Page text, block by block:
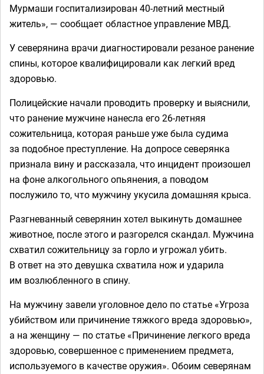
Мурмаши госпитализирован 40-летний местный
житель», — сообщает областное управление МВД.
У северянина врачи диагностировали резаное ранение
спины, которое квалифицировали как легкий вред
здоровью.
Полицейские начали проводить проверку и выяснили,
что ранение мужчине нанесла его 26-летняя
сожительница, которая раньше уже была судима
за подобное преступление. На допросе северянка
признала вину и рассказала, что инцидент произошел
на фоне алкогольного опьянения, а поводом
послужило то, что мужчину укусила домашняя крыса.
Разгневанный северянин хотел выкинуть домашнее
животное, после этого и разгорелся скандал. Мужчина
схватил сожительницу за горло и угрожал убить.
В ответ на это девушка схватила нож и ударила
им возлюбленного в спину.
На мужчину завели уголовное дело по статье «Угроза
убийством или причинение тяжкого вреда здоровью»,
а на женщину — по статье «Причинение легкого вреда
здоровью, совершенное с применением предмета,
используемого в качестве оружия». Обоим северянам